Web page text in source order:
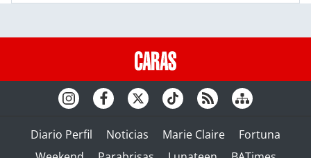
Diario Perfil Noticias Marie Claire
Fortuna